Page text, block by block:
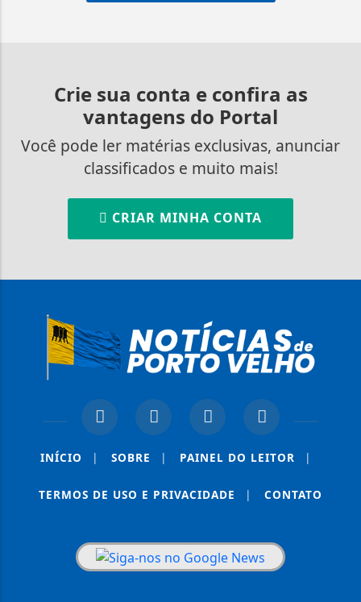
Crie sua conta e confira as
vantagens do Portal
Você pode ler matérias exclusivas, anunciar
classificados e muito mais!
CRIAR MINHA CONTA
INÍCIO | SOBRE | PAINEL DO LEITOR |
TERMOS DE USO E PRIVACIDADE | CONTATO